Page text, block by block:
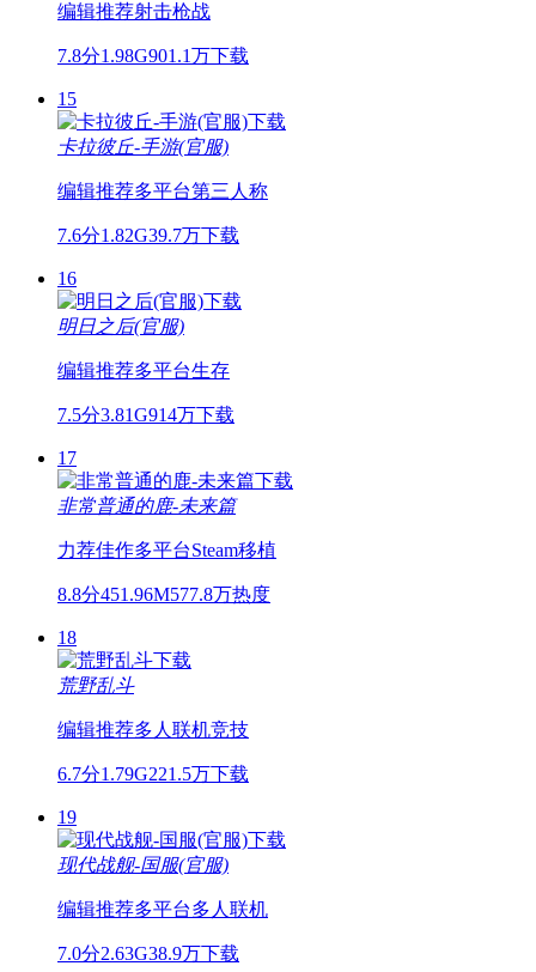
编辑推荐射击枪战
7.8分1.98G901.1万下载
15
卡拉彼丘-手游(官服)
编辑推荐多平台第三人称
7.6分1.82G39.7万下载
16
明日之后(官服)
编辑推荐多平台生存
7.5分3.81G914万下载
17
非常普通的鹿-未来篇
力荐佳作多平台Steam移植
8.8分451.96M577.8万热度
18
荒野乱斗
编辑推荐多人联机竞技
6.7分1.79G221.5万下载
19
现代战舰-国服(官服)
编辑推荐多平台多人联机
7.0分2.63G38.9万下载